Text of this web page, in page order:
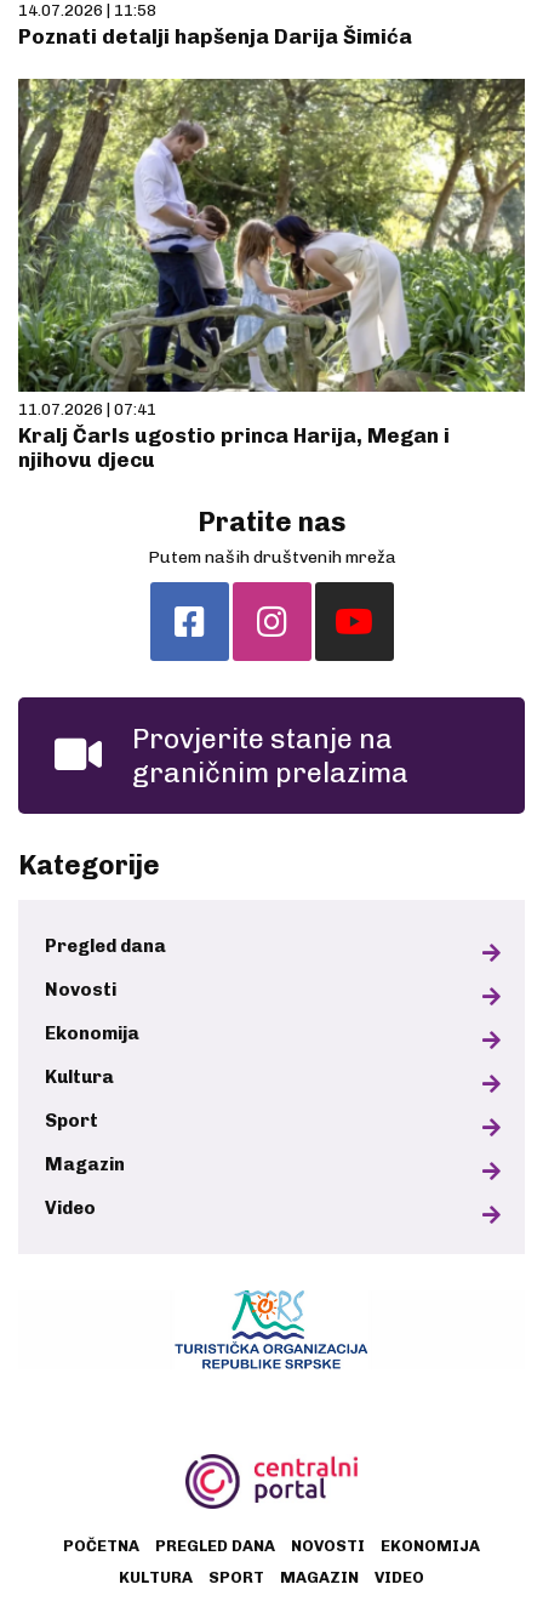
14.07.2026 | 11:58
Poznati detalji hapšenja Darija Šimića
11.07.2026 | 07:41
Kralj Čarls ugostio princa Harija, Megan i
njihovu djecu
Pratite nas
Putem naših društvenih mreža
Provjerite stanje na
graničnim prelazima
Kategorije
Pregled dana
Novosti
Ekonomija
Kultura
Sport
Magazin
Video
POČETNA PREGLED DANA NOVOSTI
EKONOMIJA
KULTURA
SPORT MAGAZIN VIDEO